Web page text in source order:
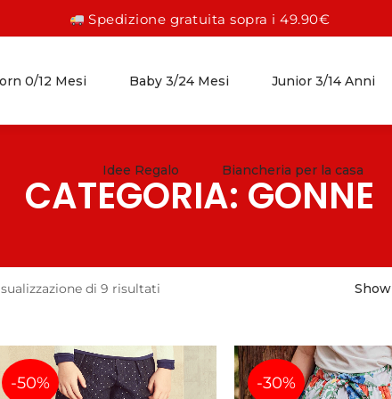
Spedizione gratuita sopra i 49.90€
0/12 Mesi
FEMMINA 0/12 MESI
COMPLETI
Baby 3/24 Mesi
FEMMINA 3/24 MESI
PANTALONI
Junior 3/14 Anni
FEMMINA 3/14 ANNI
PANTALONI
Idee Regalo Biancheria per la casa
CATEGORIA: GONNE
di 9 risultati Show
-50% -30%